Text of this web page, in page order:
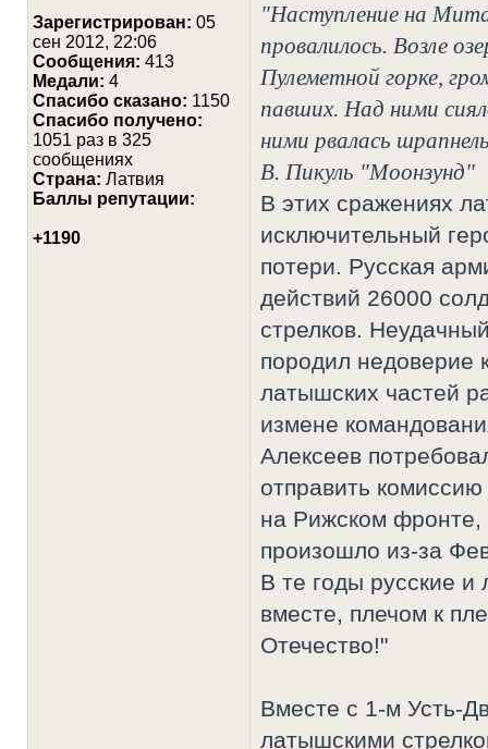
Зарегистрирован: 05
сен 2012, 22:06
Сообщения: 413
Медали: 4
Cпасибо сказано: 1150
Спасибо получено:
1051 раз в 325
сообщениях
Страна: Латвия
Баллы репутации:
+1190
"Наступление на
провалилось. Возле
Пулеметной горке,
павших. Над ними
ними рвалась
В. Пикуль "Моонзунд"
В этих сражениях
исключительный
потери. Русская
действий 26000
стрелков.
породил недоверие
латышских частей
измене
Алексеев
отправить
на Рижском фронте,
произошло из-за
В те годы русские и
вместе, плечом к
Отечество!"
Вместе с 1-м Усть-
латышскими